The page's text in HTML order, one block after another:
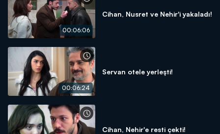
00:06:06
Cihan, Nusret ve Nehir'i yakaladı!
00:06:24
Servan otele yerleşti!
Cihan, Nehir'e resti çekti!